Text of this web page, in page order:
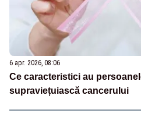
6 apr. 2026, 08:06
Ce caracteristici au
supraviețuiască cancerului